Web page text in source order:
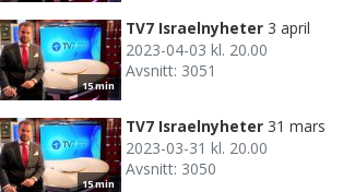
15 min
TV7 Israelnyheter 3 april
2023-04-03 kl. 20.00
Avsnitt: 3051
15 min
TV7 Israelnyheter 31 mars
2023-03-31 kl. 20.00
Avsnitt: 3050